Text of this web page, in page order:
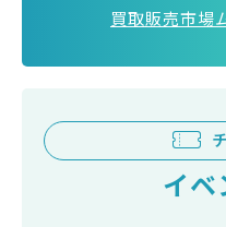
買取販売市場
イベ